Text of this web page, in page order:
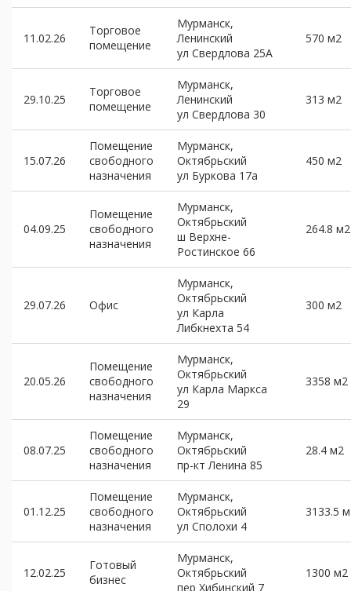
11.02.26
Торговое
помещение
Мурманск,
Ленинский
ул Свердлова 25А
570 м2
29.10.25
Торговое
помещение
Мурманск,
Ленинский
ул Свердлова 30
313 м2
15.07.26
Помещение
свободного
назначения
Мурманск,
Октябрьский
ул Буркова 17а
450 м2
04.09.25
Помещение
свободного
назначения
Мурманск,
Октябрьский
ш Верхне-
Ростинское 66
264.8 м2
29.07.26 Офис
Мурманск,
Октябрьский
ул Карла
Либкнехта 54
300 м2
20.05.26
Помещение
свободного
назначения
Мурманск,
Октябрьский
ул Карла Маркса
29
3358 м2
08.07.25
Помещение
свободного
назначения
Мурманск,
Октябрьский
пр-кт Ленина 85
28.4 м2
01.12.25
Помещение
свободного
назначения
Мурманск,
Октябрьский
ул Сполохи 4
3133.5
12.02.25
Готовый
бизнес
Мурманск,
Октябрьский
пер Хибинский 7
1300 м2